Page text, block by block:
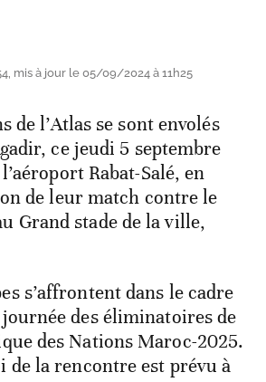
mis à jour le 05/09/2024 à 11h25
de l’Atlas se sont envolés
ce jeudi 5 septembre
Rabat-Salé, en
de leur match contre le
Grand stade de la ville,
s’affrontent dans le cadre
des éliminatoires de
des Nations Maroc-2025.
de la rencontre est prévu à